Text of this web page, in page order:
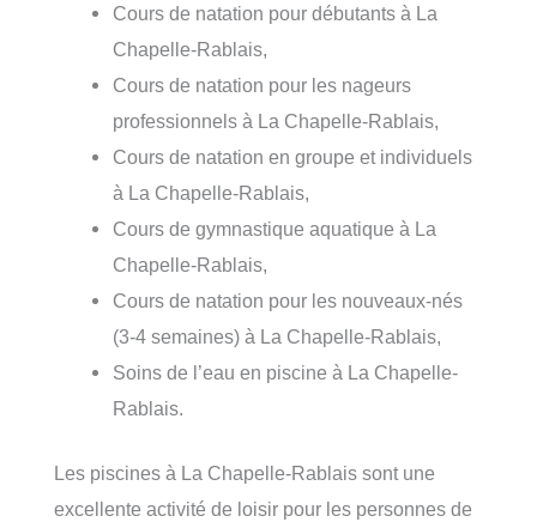
Cours de natation pour débutants à La
Chapelle-Rablais,
Cours de natation pour les nageurs
professionnels à La Chapelle-Rablais,
Cours de natation en groupe et individuels
à La Chapelle-Rablais,
Cours de gymnastique aquatique à La
Chapelle-Rablais,
Cours de natation pour les nouveaux-nés
(3-4 semaines) à La Chapelle-Rablais,
Soins de l’eau en piscine à La Chapelle-
Rablais.
Les piscines à La Chapelle-Rablais sont une
excellente activité de loisir pour les personnes de